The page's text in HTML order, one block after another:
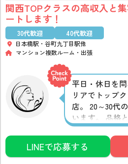
関西TOPクラスの高収入と
ートします！
30代歓迎 40代歓迎
日本橋駅・谷町九丁目駅他
マンション複数ルーム
出張
平日・休日を
リアでトップ
店。 20～30代
います。 品格
一歩を一緒に
たのご応募を
LINEで応募する